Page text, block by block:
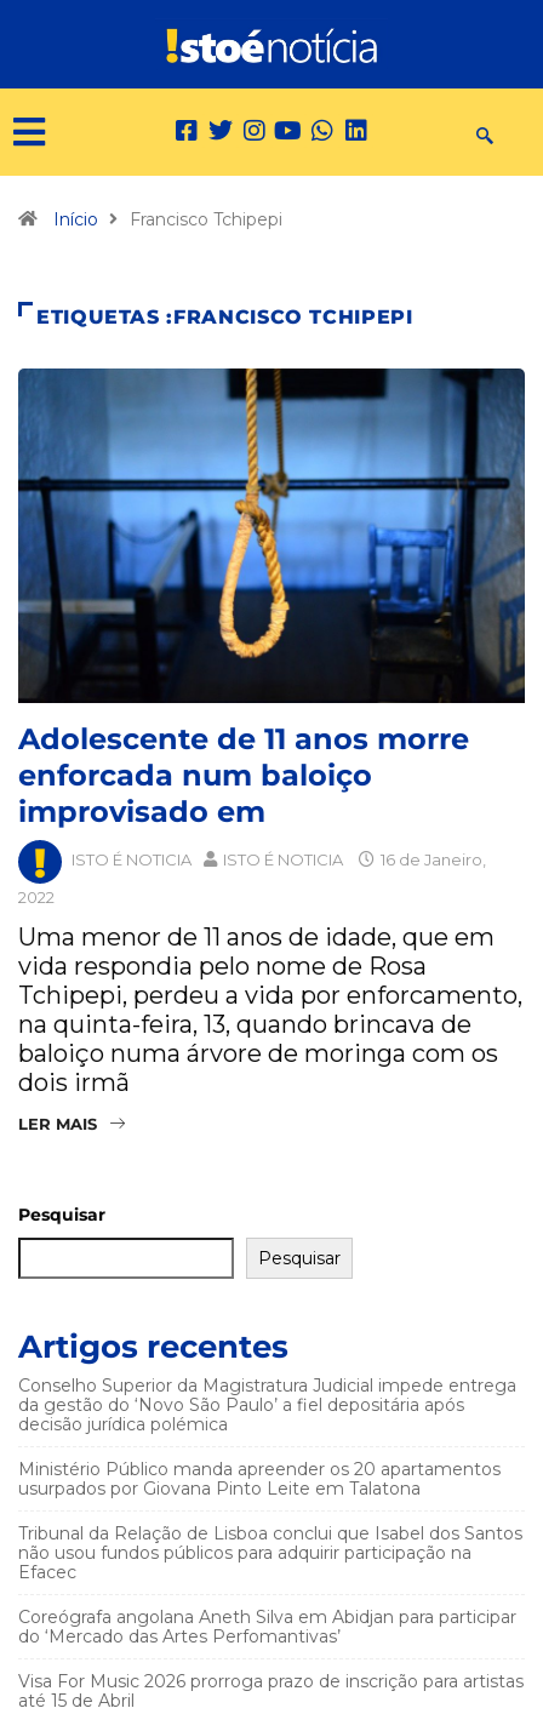
Início Francisco Tchipepi
ETIQUETAS :FRANCISCO TCHIPEPI
Adolescente de 11 anos morre
enforcada num baloiço
improvisado em
ISTO É NOTICIA ISTO É NOTICIA
16 de Janeiro,
2022
Uma menor de 11 anos de idade, que em
vida respondia pelo nome de Rosa
Tchipepi, perdeu a vida por enforcamento,
na quinta-feira, 13, quando brincava de
baloiço numa árvore de moringa com os
dois irmã
LER MAIS
Pesquisar
Pesquisar
Artigos recentes
Conselho Superior da Magistratura Judicial impede entrega
da gestão do ‘Novo São Paulo’ a fiel depositária após
decisão jurídica polémica
Ministério Público manda apreender os 20 apartamentos
usurpados por Giovana Pinto Leite em Talatona
Tribunal da Relação de Lisboa conclui que Isabel dos Santos
não usou fundos públicos para adquirir participação na
Efacec
Coreógrafa angolana Aneth Silva em Abidjan para participar
do ‘Mercado das Artes Perfomantivas’
Visa For Music 2026 prorroga prazo de inscrição para artistas
até 15 de Abril